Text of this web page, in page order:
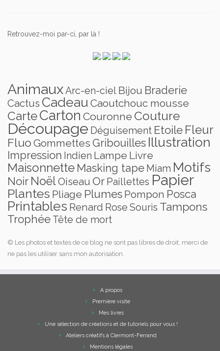
Retrouvez-moi par-ci, par là !
AnimauxArc-en-ciel Bijou Braderie
Cactus Cadeau Caoutchouc mousse
CarteCarton Couronne Couture
Découpage Déguisement Etoile Fleur
Fluo Gommettes Gribouilles Illustration
Impression Indien Lampe Livre
Maisonnette Masking tape Miam Motifs
Noir NoëlOiseau Or Paillettes Papier
Plantes Pliage Plumes Pompon Posca
Printables Renard Rose Souris Tampons
Trophée Tête de mort
© Les photos et textes de ce blog ne sont pas libres de droit, merci de
ne pas les utiliser sans mon autorisation.
A propos
Première visite
Mes livres
Une sélection de créations et de tutoriels pour vous !
Ateliers créatifs à Clermont-Ferrand
Mentions légales